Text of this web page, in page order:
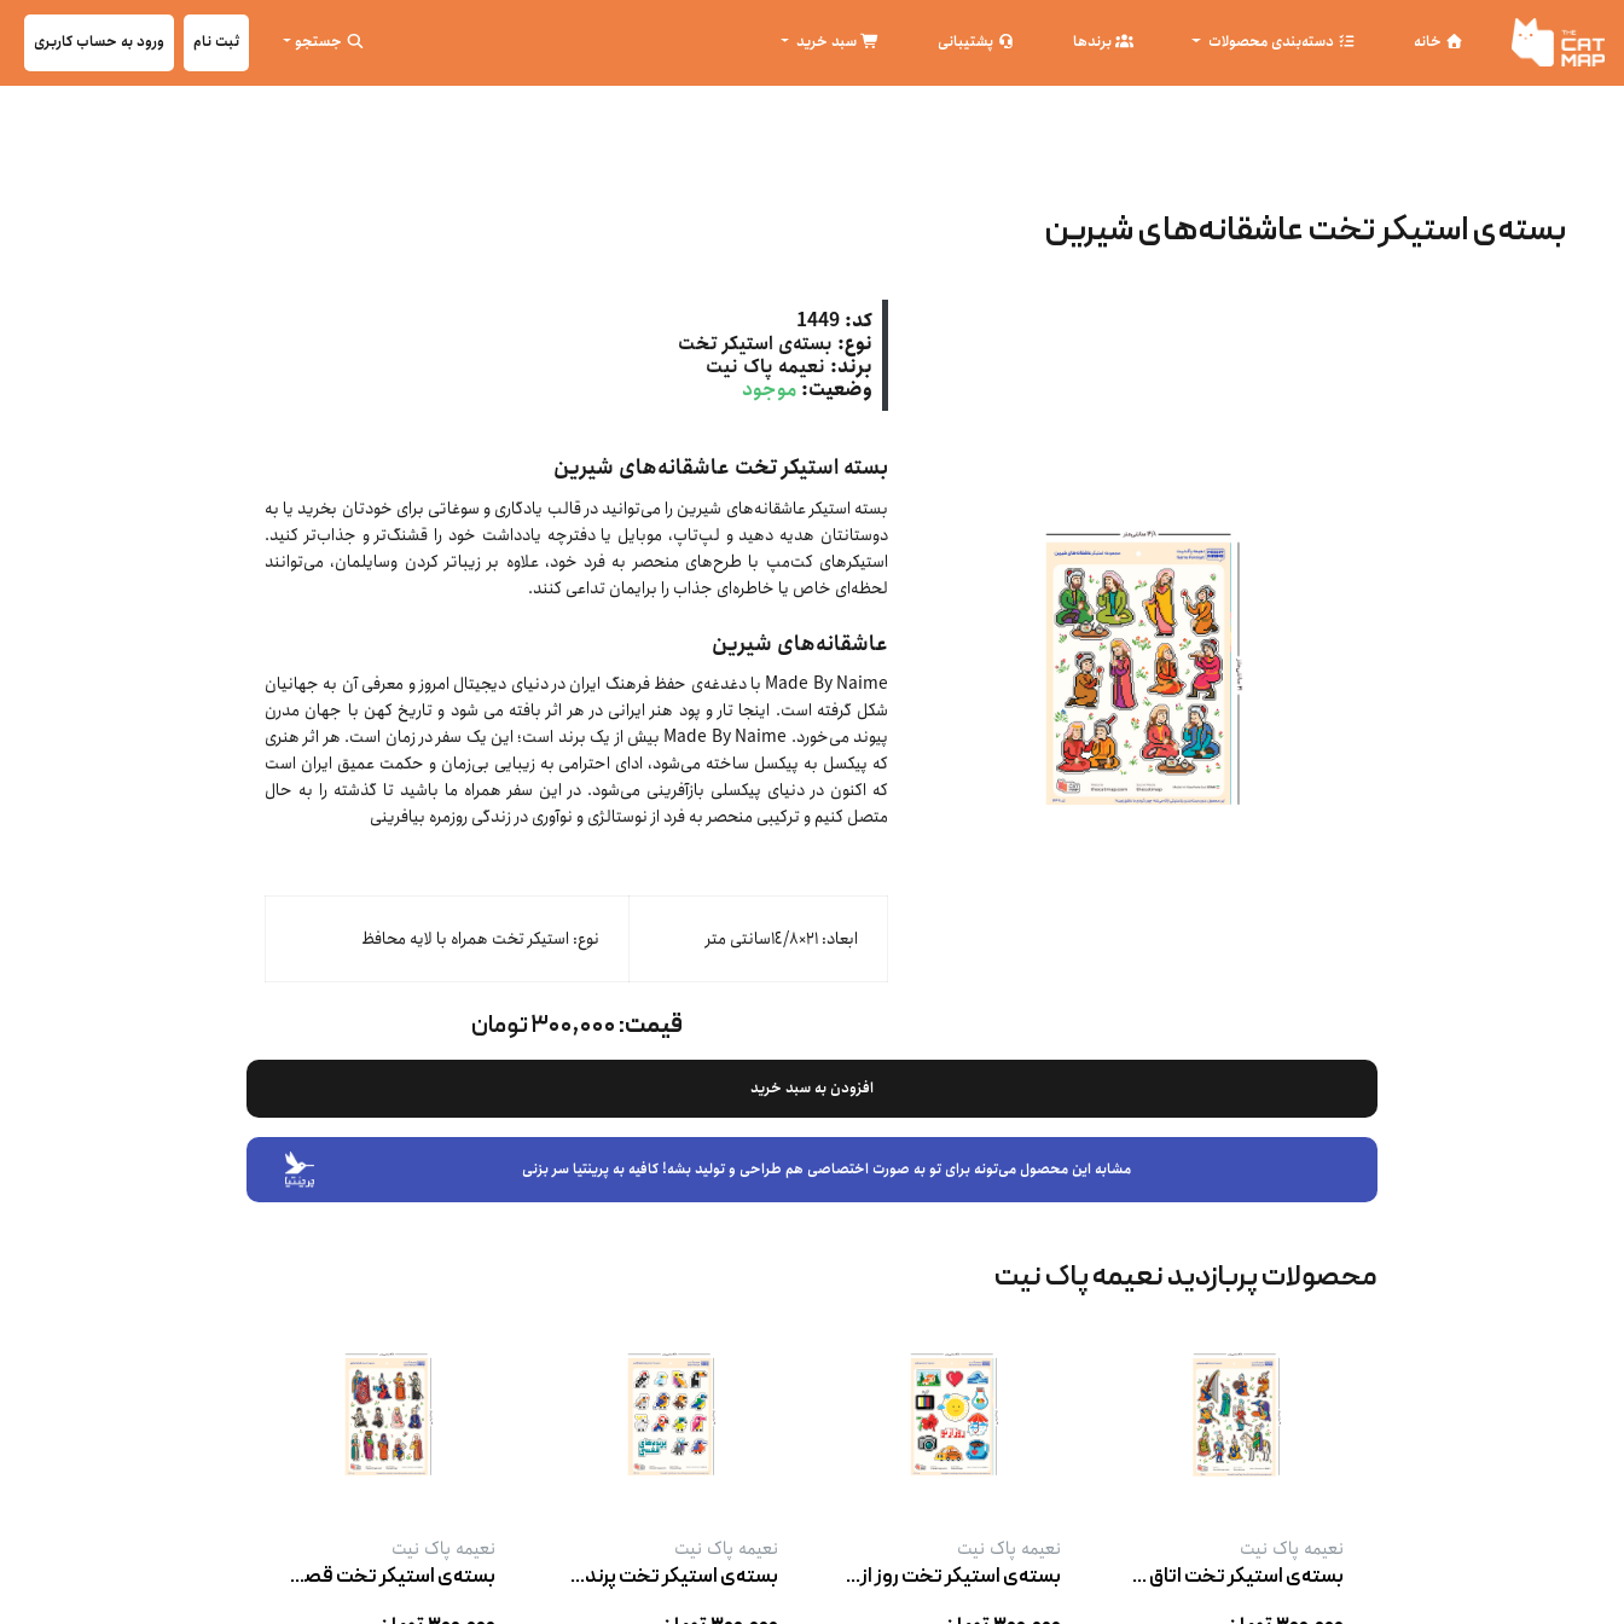
خانه دسته‌بندی محصولات برندها پشتیبانی سبد خرید جستجو ثبت نام ورود به حساب کاربری
بسته‌ی استیکر تخت عاشقانه‌های شیرین
کد: 1449
نوع: بسته‌ی استیکر تخت
برند: نعیمه پاک نیت
وضعیت: موجود
بسته استیکر تخت عاشقانه‌های شیرین
بسته استیکر عاشقانه‌های شیرین را می‌توانید در قالب یادگاری و سوغاتی برای خودتان بخرید یا به
دوستانتان هدیه دهید و لپ‌تاپ، موبایل یا دفترچه یادداشت خود را قشنگ‌تر و جذاب‌تر کنید.
استیکرهای کت‌مپ با طرح‌های منحصر به فرد خود، علاوه بر زیباتر کردن وسایلمان، می‌توانند
لحظه‌ای خاص یا خاطره‌ای جذاب را برایمان تداعی کنند.
عاشقانه‌های شیرین
Made By Naime با دغدغه‌ی حفظ فرهنگ ایران در دنیای دیجیتال امروز و معرفی آن به جهانیان
شکل گرفته است. اینجا تار و پود هنر ایرانی در هر اثر بافته می شود و تاریخ کهن با جهان مدرن
پیوند می‌‌خورد. Made By Naime بیش از یک برند است؛ این یک سفر در زمان است. هر اثر هنری
که پیکسل به پیکسل ساخته می‌شود، ادای احترامی به زیبایی بی‌زمان و حکمت عمیق ایران است
که اکنون در دنیای پیکسلی بازآفرینی می‌شود. در این سفر همراه ما باشید تا گذشته را به حال
متصل کنیم و ترکیبی منحصر به فرد از نوستالژی و نوآوری در زندگی روزمره بیافرینی
ابعاد: ٢١×١٤/٨سانتی متر نوع: استیکر تخت همراه با لایه محافظ
قیمت:۳۰۰,۰۰۰ تومان
افزودن به سبد خرید
مشابه این محصول می‌تونه برای تو به صورت اختصاصی هم طراحی و تولید بشه! کافیه به پرینتیا سر بزنی
محصولات پربازدید نعیمه پاک نیت
نعیمه پاک نیت
بسته‌ی استیکر تخت اتاق موسیقی
نعیمه پاک نیت
بسته‌ی استیکر تخت روز از نو
نعیمه پاک نیت
بسته‌ی استیکر تخت پرنده‌های قفسی
نعیمه پاک نیت
بسته‌ی استیکر تخت قصه‌های کوچ